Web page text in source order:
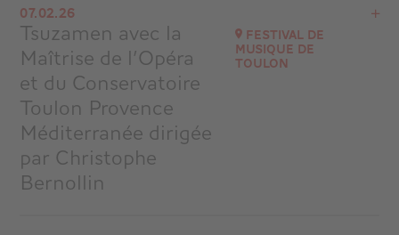
Chapelle d'Andelot (63260 Vensat)
at20H00
Go to site
07.02.26
Tsuzamen avec la
Maîtrise de l’Opéra
et du Conservatoire
Toulon Provence
Méditerranée dirigée
par Christophe
Bernollin
Festival de
musique de
Toulon